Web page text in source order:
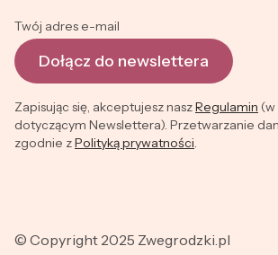
Twój adres e-mail
Dołącz do newslettera
Zapisując się, akceptujesz naszRegulamin (w
dotyczącym Newslettera). Przetwarzanie
zgodnie zPolityką prywatności.
© Copyright 2025 Zwegrodzki.pl